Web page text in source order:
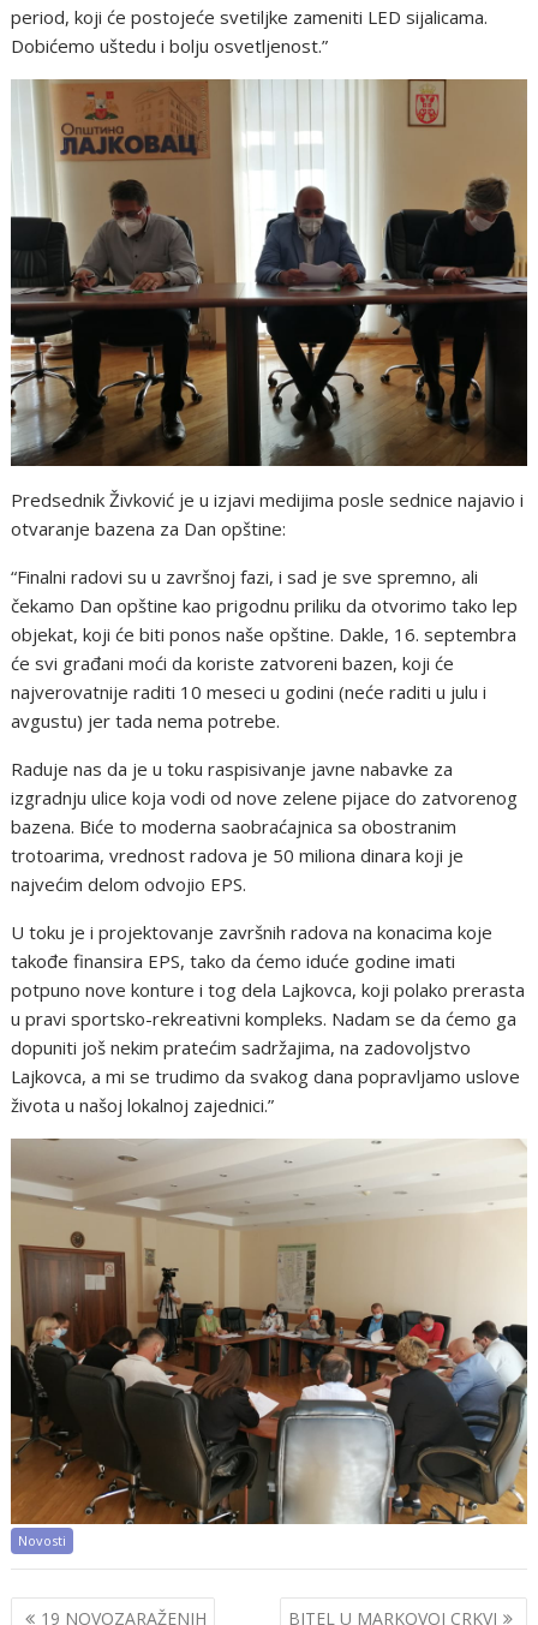
period, koji će postojeće svetiljke zameniti LED sijalicama.
Dobićemo uštedu i bolju osvetljenost.”
Predsednik Živković je u izjavi medijima posle sednice najavio i
otvaranje bazena za Dan opštine:
“Finalni radovi su u završnoj fazi, i sad je sve spremno, ali
čekamo Dan opštine kao prigodnu priliku da otvorimo tako lep
objekat, koji će biti ponos naše opštine. Dakle, 16. septembra
će svi građani moći da koriste zatvoreni bazen, koji će
najverovatnije raditi 10 meseci u godini (neće raditi u julu i
avgustu) jer tada nema potrebe.
Raduje nas da je u toku raspisivanje javne nabavke za
izgradnju ulice koja vodi od nove zelene pijace do zatvorenog
bazena. Biće to moderna saobraćajnica sa obostranim
trotoarima, vrednost radova je 50 miliona dinara koji je
najvećim delom odvojio EPS.
U toku je i projektovanje završnih radova na konacima koje
takođe finansira EPS, tako da ćemo iduće godine imati
potpuno nove konture i tog dela Lajkovca, koji polako prerasta
u pravi sportsko-rekreativni kompleks. Nadam se da ćemo ga
dopuniti još nekim pratećim sadržajima, na zadovoljstvo
Lajkovca, a mi se trudimo da svakog dana popravljamo uslove
života u našoj lokalnoj zajednici.”
Novosti
Post
19 NOVOZARAŽENIH BITEL U MARKOVOJ CRKVI